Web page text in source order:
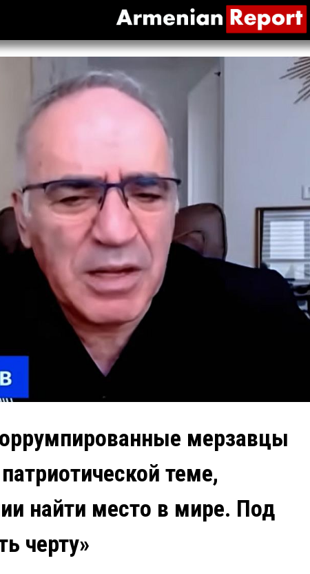
мерзавцы
теме,
найти место в мире. Под
черту»